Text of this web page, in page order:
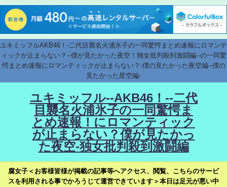
ユキミッフルAKB46！-二代目襲名火浦氷子の一同驚愕まとめ速報にロマンテ
ィックが止まらない？--僕が見たかった夜空！独女批判殺到激闘編--の一同驚
愕まとめ速報にロマンティックが止まらない？-僕の見たかった夜空編--僕の
見たかった星空編-
ユキミッフル--AKB46！--二代
目襲名火浦氷子の一同驚愕ま
とめ速報！にロマンティック
が止まらない？僕が見たかっ
た夜空-独女批判殺到激闘編
腐女子＜お客様皆様が掲載の記事等へアクセス、閲覧、こちらのサービ
スを利用される事でかろうじて運営できています＞本日は足元が悪い中